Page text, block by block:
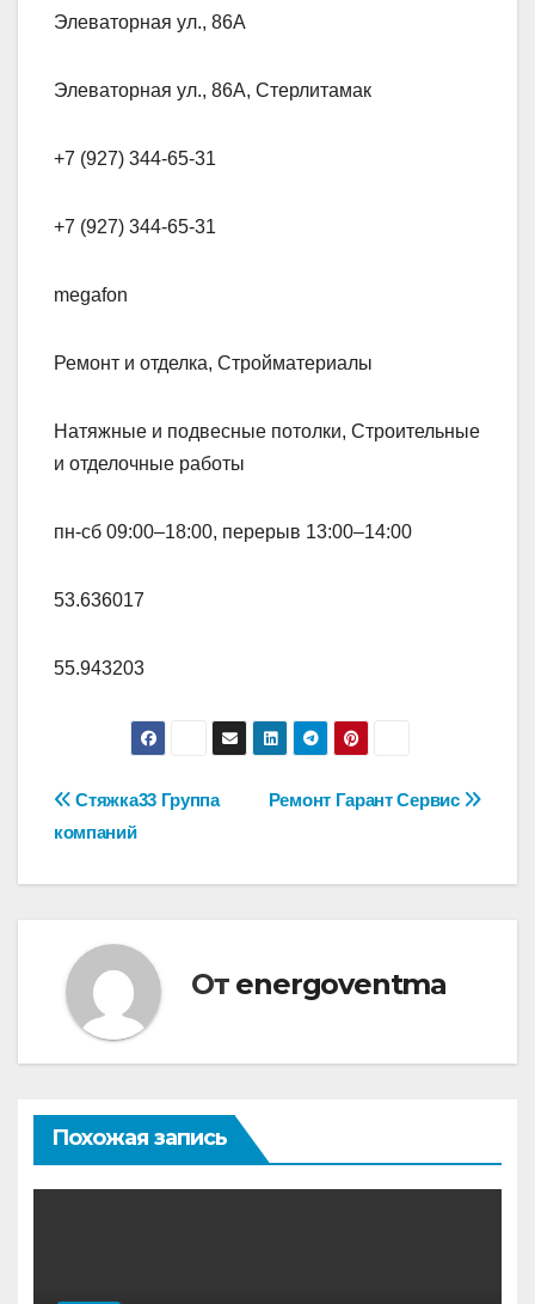
Элеваторная ул., 86А
Элеваторная ул., 86А, Стерлитамак
+7 (927) 344-65-31
+7 (927) 344-65-31
megafon
Ремонт и отделка, Стройматериалы
Натяжные и подвесные потолки, Строительные
и отделочные работы
пн-сб 09:00–18:00, перерыв 13:00–14:00
53.636017
55.943203
Навигация
Ремонт Гарант Сервис
Стяжка33 Группа
компаний
От energoventma
Похожая запись